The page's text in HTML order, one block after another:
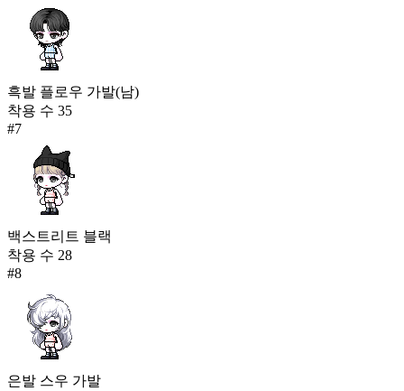
흑발 플로우 가발(남)
착용 수 35
#7
백스트리트 블랙
착용 수 28
#8
은발 스우 가발